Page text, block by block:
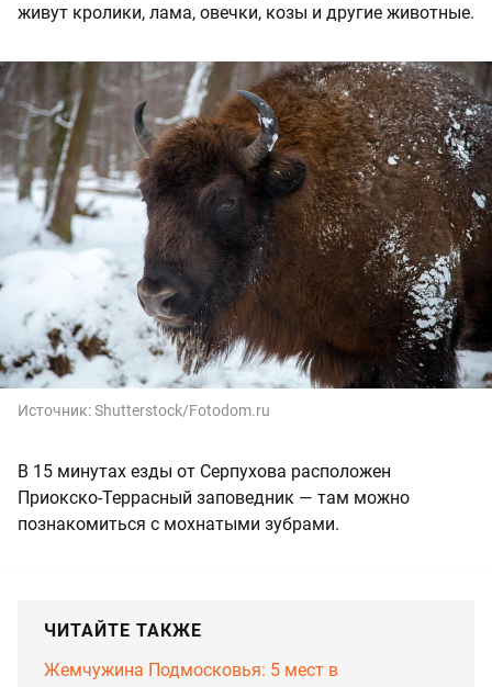
живут кролики, лама, овечки, козы и другие животные.
Источник:Shutterstock/Fotodom.ru
В 15 минутах езды от Серпухова расположен
Приокско-Террасный заповедник — там можно
познакомиться с мохнатыми зубрами.
ЧИТАЙТЕ ТАКЖЕ
Жемчужина Подмосковья: 5 мест в